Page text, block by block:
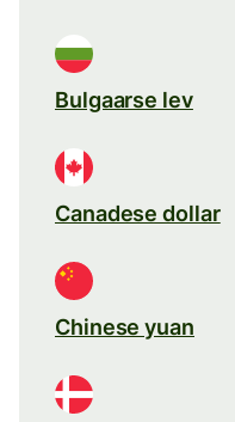
Bulgaarse lev
Canadese dollar
Chinese yuan